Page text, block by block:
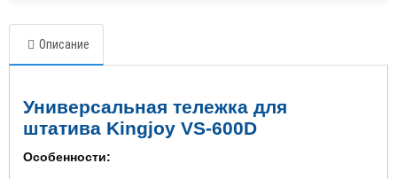
Описание
Универсальная тележка для
штатива Kingjoy VS-600D
Особенности: